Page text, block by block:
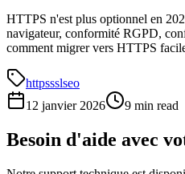
HTTPS n'est plus optionnel en
navigateur, conformité RGPD,
comment migrer vers HTTPS
httpssslseo
12 janvier 2026
9 min read
Besoin d'aide avec